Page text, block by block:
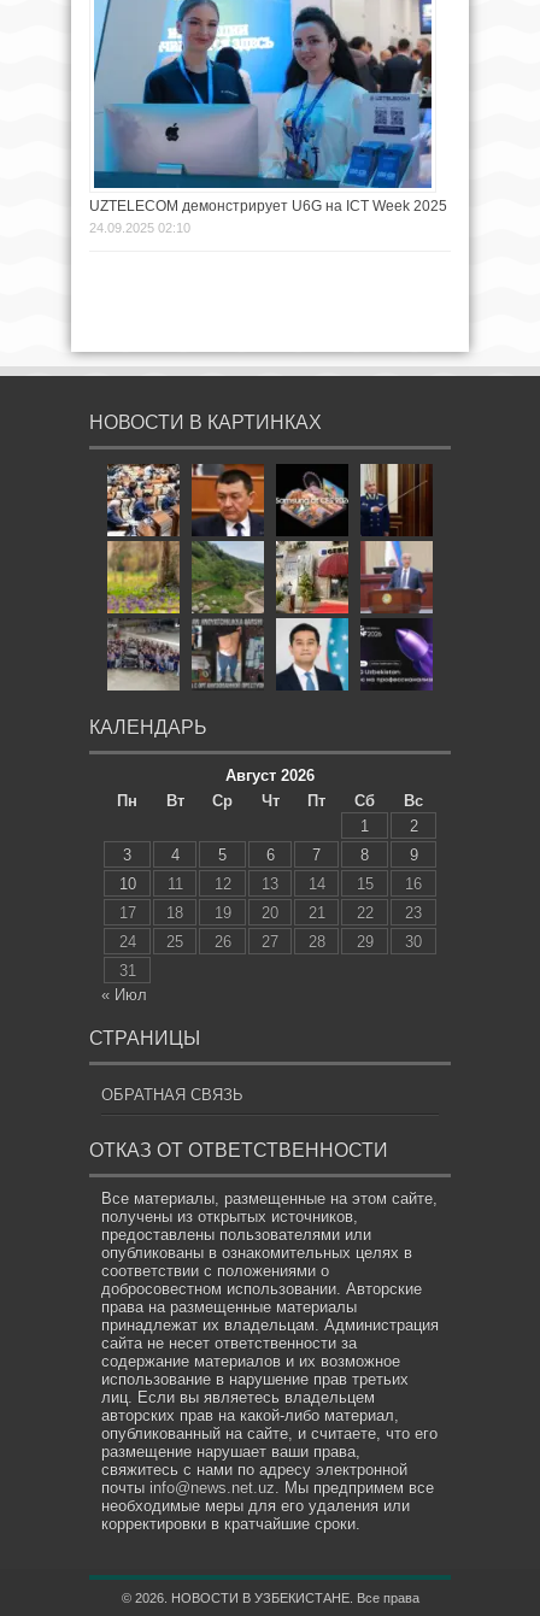
UZTELECOM демонстрирует U6G на ICT Week 2025
24.09.2025 02:10
НОВОСТИ В КАРТИНКАХ
КАЛЕНДАРЬ
Август 2026
Пн
Вт Ср Чт Пт Сб
Вс
1
2
3
4 5 6 7 8
9
10
11 12 13 14 15
16
17
18 19 20 21 22
23
24
25 26 27 28 29
30
31
« Июл
СТРАНИЦЫ
ОБРАТНАЯ СВЯЗЬ
ОТКАЗ ОТ ОТВЕТСТВЕННОСТИ
Все материалы, размещенные на этом сайте,
получены из открытых источников,
предоставлены пользователями или
опубликованы в ознакомительных целях в
соответствии с положениями о
добросовестном использовании. Авторские
права на размещенные материалы
принадлежат их владельцам. Администрация
сайта не несет ответственности за
содержание материалов и их возможное
использование в нарушение прав третьих
лиц. Если вы являетесь владельцем
авторских прав на какой-либо материал,
опубликованный на сайте, и считаете, что его
размещение нарушает ваши права,
свяжитесь с нами по адресу электронной
почты info@news.net.uz. Мы предпримем все
необходимые меры для его удаления или
корректировки в кратчайшие сроки.
© 2026. НОВОСТИ В УЗБЕКИСТАНЕ. Все права